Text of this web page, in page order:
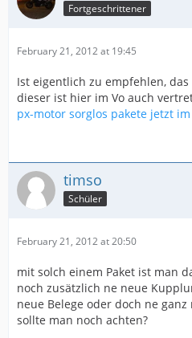
Fortgeschrittener
February 21, 2012 at 19:45
Ist eigentlich zu empfehlen,
dieser ist hier im Vo auch
px-motor sorglos pakete jetzt
timso
Schüler
February 21, 2012 at 20:50
mit solch einem Paket ist man
noch zusätzlich ne neue
neue Belege oder doch ne
sollte man noch achten?